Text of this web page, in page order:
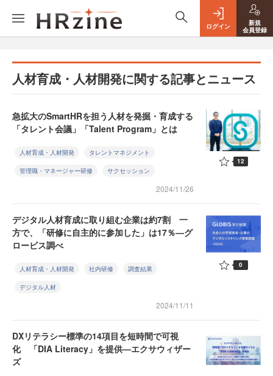
ログイン
新規
会員登録
人材育成・人材開発に関する記事とニュース
急拡大のSmartHRを担う人材を発掘・育成する
「タレント会議」「Talent Program」とは
人材育成・人材開発 タレントマネジメント
管理職・マネージャー研修 サクセッション
2024/11/26
12
デジタル人材育成に取り組む企業は約7割 一
方で、「研修に自主的に参加した」は17％—グ
ロービス調べ
人材育成・人材開発 社内研修 調査結果
デジタル人材
2024/11/11
0
DXリテラシー標準の14項目を短時間で可視
化 「DIA Literacy」を提供—エクサウィザー
ズ